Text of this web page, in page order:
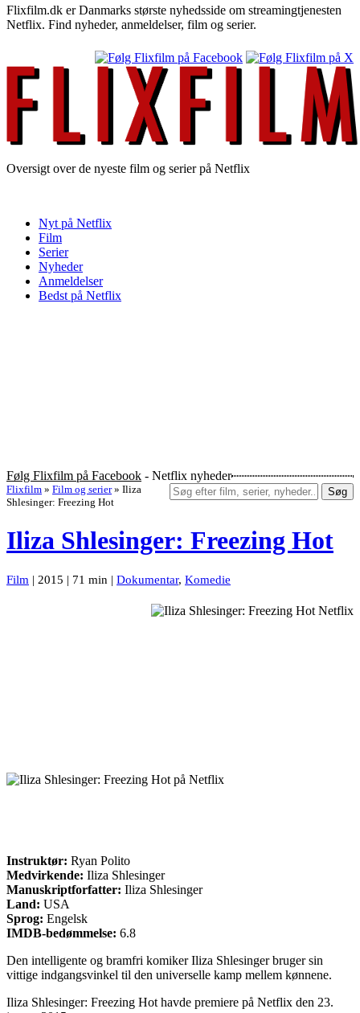
Flixfilm.dk er Danmarks største nyhedsside om streamingtjenesten
Netflix. Find nyheder, anmeldelser, film og serier.
Oversigt over de nyeste film og serier på Netflix
Nyt på Netflix
Film
Serier
Nyheder
Anmeldelser
Bedst på Netflix
Følg Flixfilm på Facebook - Netflix nyheder
Søg
Flixfilm » Film og serier » Iliza
Shlesinger: Freezing Hot
Iliza Shlesinger: Freezing Hot
Film | 2015 | 71 min | Dokumentar, Komedie
Instruktør: Ryan Polito
Medvirkende: Iliza Shlesinger
Manuskriptforfatter: Iliza Shlesinger
Land: USA
Sprog: Engelsk
IMDB-bedømmelse: 6.8
Den intelligente og bramfri komiker Iliza Shlesinger bruger sin
vittige indgangsvinkel til den universelle kamp mellem kønnene.
Iliza Shlesinger: Freezing Hot havde premiere på Netflix den 23.